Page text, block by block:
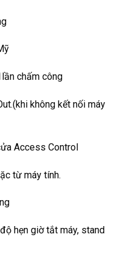
chấm công
không kết nối máy
Access Control
từ máy tính.
hẹn giờ tắt máy, stand